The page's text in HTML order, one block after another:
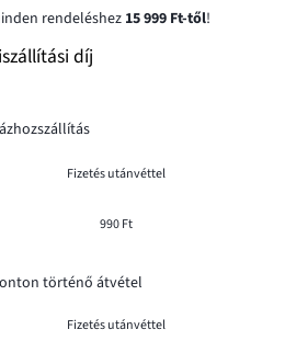
rendeléshez 15 999 Ft-től!
díj
Fizetés utánvéttel
990 Ft
történő átvétel
Fizetés utánvéttel